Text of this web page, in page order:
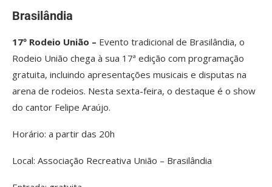
Brasilândia
17º Rodeio União – Evento tradicional de Brasilândia, o
Rodeio União chega à sua 17ª edição com programação
gratuita, incluindo apresentações musicais e disputas na
arena de rodeios. Nesta sexta-feira, o destaque é o show
do cantor Felipe Araújo.
Horário: a partir das 20h
Local: Associação Recreativa União – Brasilândia